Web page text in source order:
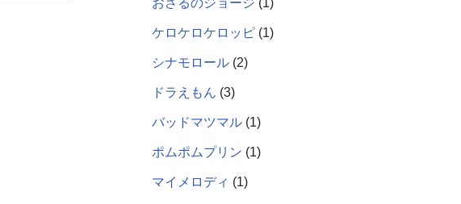
おさるのジョージ 1
ケロケロケロッピ 1
シナモロール 2
ドラえもん 3
バッドマツマル 1
ポムポムプリン 1
マイメロディ 1